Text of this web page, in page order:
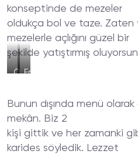
konseptinde de mezeler
oldukça bol ve taze.
mezelerle açlığını güzel bir
şekilde yatıştırmış
ÖzelEnfes
Özel
Sunum
Bunun dışında menü
mekân. Biz 2
kişi gittik ve her zamanki
karides söyledik. Lezzet